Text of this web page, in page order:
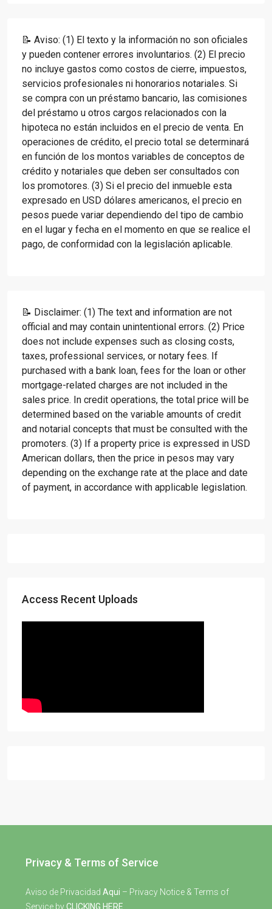
📝 Aviso: (1) El texto y la información no son oficiales
y pueden contener errores involuntarios. (2) El precio
no incluye gastos como costos de cierre, impuestos,
servicios profesionales ni honorarios notariales. Si
se compra con un préstamo bancario, las comisiones
del préstamo u otros cargos relacionados con la
hipoteca no están incluidos en el precio de venta. En
operaciones de crédito, el precio total se determinará
en función de los montos variables de conceptos de
crédito y notariales que deben ser consultados con
los promotores. (3) Si el precio del inmueble esta
expresado en USD dólares americanos, el precio en
pesos puede variar dependiendo del tipo de cambio
en el lugar y fecha en el momento en que se realice el
pago, de conformidad con la legislación aplicable.
📝 Disclaimer: (1) The text and information are not
official and may contain unintentional errors. (2) Price
does not include expenses such as closing costs,
taxes, professional services, or notary fees. If
purchased with a bank loan, fees for the loan or other
mortgage-related charges are not included in the
sales price. In credit operations, the total price will be
determined based on the variable amounts of credit
and notarial concepts that must be consulted with the
promoters. (3) If a property price is expressed in USD
American dollars, then the price in pesos may vary
depending on the exchange rate at the place and date
of payment, in accordance with applicable legislation.
Access Recent Uploads
Privacy & Terms of Service
Aviso de Privacidad Aqui – Privacy Notice & Terms of
Service byCLICKING HERE